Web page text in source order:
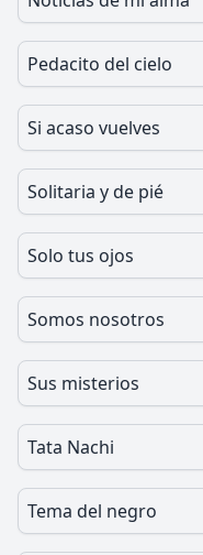
Pedacito del cielo
Si acaso vuelves
Solitaria y de pié
Solo tus ojos
Somos nosotros
Sus misterios
Tata Nachi
Tema del negro